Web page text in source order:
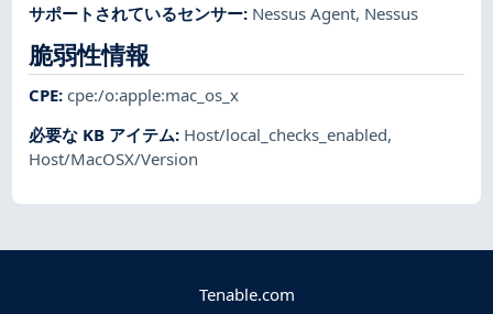
サポートされているセンサー: Nessus Agent, Nessus
脆弱性情報
CPE:cpe:/o:apple:mac_os_x
必要な KB アイテム: Host/local_checks_enabled,
Host/MacOSX/Version
Tenable.com